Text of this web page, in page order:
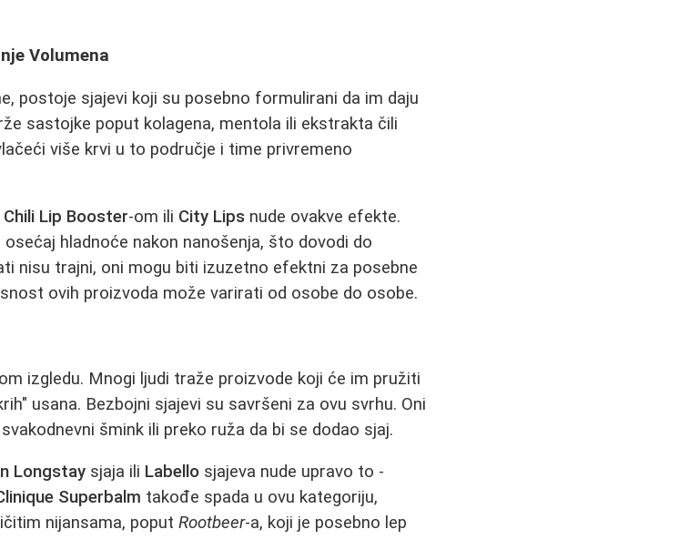
Volumena
postoje sjajevi koji su posebno formulirani da im daju
sastojke poput kolagena, mentola ili ekstrakta čili
više krvi u to područje i time privremeno
Lip Booster-om ili City Lips nude ovakve efekte.
hladnoće nakon nanošenja, što dovodi do
nisu trajni, oni mogu biti izuzetno efektni za posebne
ovih proizvoda može varirati od osobe do osobe.
izgledu. Mnogi ljudi traže proizvode koji će im pružiti
usana. Bezbojni sjajevi su savršeni za ovu svrhu. Oni
šmink ili preko ruža da bi se dodao sjaj.
Longstay sjaja ili Labello sjajeva nude upravo to -
Superbalm takođe spada u ovu kategoriju,
nijansama, poputRootbeer-a, koji je posebno lep